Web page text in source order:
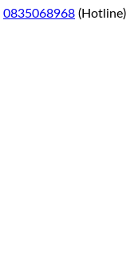
0835068968 (Hotline)